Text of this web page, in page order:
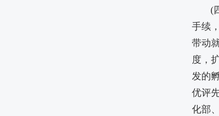
(
手续
带动
度，
发的
优评
化部